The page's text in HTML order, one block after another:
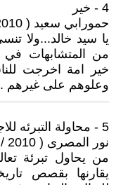
4 - خير
حمورابي سعيد ( 2010 / 11 / 24 - 19:16 )
يا سيد خالد...ولا
من المتشابهات في
خير امة اخرجت
وعلوهم على غيرهم .
5 - محاولة التبرئه للاجرام والوقوع بالبئر
نور المصرى ( 2010 / 11 / 24 - 19:52 )
من يحاول تبرئة
يقارنها بقصص